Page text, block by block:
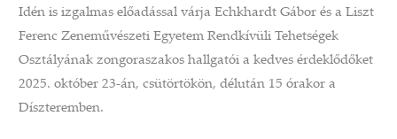
Idén is izgalmas előadással várja Echkhardt Gábor és a Liszt
Ferenc Zeneművészeti Egyetem Rendkívüli Tehetségek
Osztályának zongoraszakos hallgatói a kedves érdeklődőket
2025. október 23-án, csütörtökön, délután 15 órakor a
Díszteremben.